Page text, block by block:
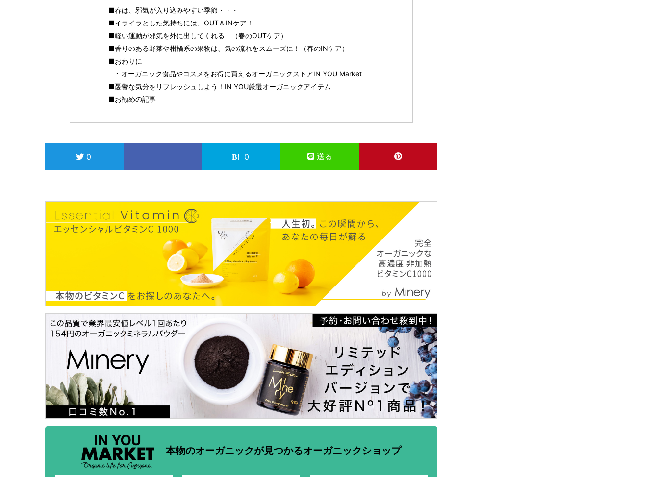
■春は、邪気が入り込みやすい季節・・・
■イライラとした気持ちには、OUT＆INケア！
■軽い運動が邪気を外に出してくれる！（春のOUTケア）
■香りのある野菜や柑橘系の果物は、気の流れをスムーズに！（春のINケア）
■おわりに
オーガニック食品やコスメをお得に買えるオーガニックストアIN YOU Market
■憂鬱な気分をリフレッシュしよう！IN YOU厳選オーガニックアイテム
■お勧めの記事
0 0 送る
本物のオーガニックが見つかるオーガニックショップ